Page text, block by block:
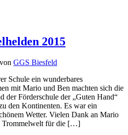
2015
von GGS Biesfeld
Schule ein wunderbares
mit Mario und Ben machten sich die
der Förderschule der „Guten Hand“
den Kontinenten. Es war ein
Wetter. Vielen Dank an Mario
Trommelwelt für die […]